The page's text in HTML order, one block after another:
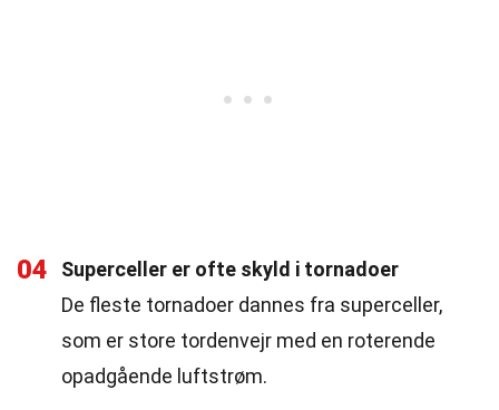
04
Superceller er ofte skyld i tornadoer
De fleste tornadoer dannes fra superceller,
som er store tordenvejr med en roterende
opadgående luftstrøm.